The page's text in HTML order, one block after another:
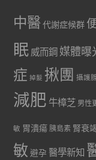
中醫代謝症候群
眠 威而鋼 媒體曝
症 掉髮 揪團 攝護
減肥 牛樟芝 男性
敏 胃潰瘍 胰島素 腎衰
敏 避孕 醫學新知